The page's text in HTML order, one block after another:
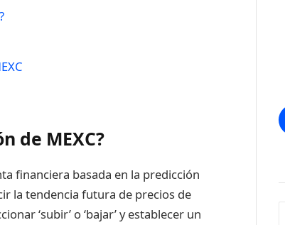
de MEXC?
financiera basada en la predicción
la tendencia futura de precios de
‘subir’ o ‘bajar’ y establecer un